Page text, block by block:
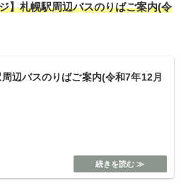
】札幌駅周辺バスのりばご案内(令
辺バスのりばご案内(令和7年12月